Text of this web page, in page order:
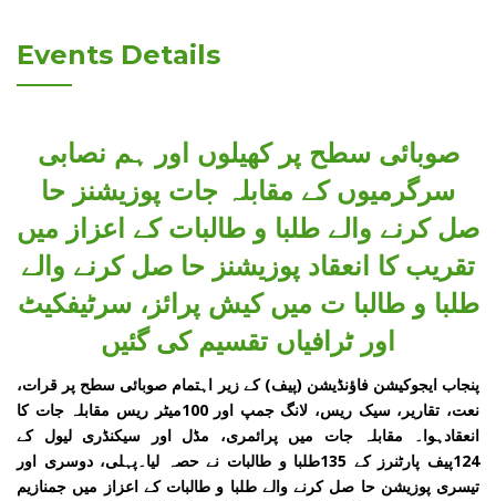
Events Details
صوبائی سطح پر کھیلوں اور ہم نصابی
سرگرمیوں کے مقابلہ جات پوزیشنز حا
صل کرنے والے طلبا و طالبات کے اعزاز میں
تقریب کا انعقاد پوزیشنز حا صل کرنے والے
طلبا و طالبا ت میں کیش پرائز، سرٹیفکیٹ
اور ٹرافیاں تقسیم کی گئیں
پنجاب ایجوکیشن فاؤنڈیشن (پیف) کے زیر اہتمام صوبائی سطح پر قرات،
نعت، تقاریر، سیک ریس، لانگ جمپ اور 100میٹر ریس مقابلہ جات کا
انعقادہوا۔ مقابلہ جات میں پرائمری، مڈل اور سیکنڈری لیول کے
124پیف پارٹنرز کے 135طلبا و طالبات نے حصہ لیا۔پہلی، دوسری اور
تیسری پوزیشن حا صل کرنے والے طلبا و طالبات کے اعزاز میں جمنازیم